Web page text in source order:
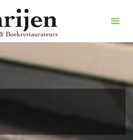
Boekbinders &